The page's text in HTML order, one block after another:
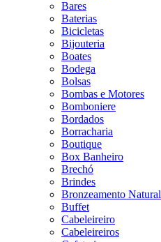
Bares
Baterias
Bicicletas
Bijouteria
Boates
Bodega
Bolsas
Bombas e Motores
Bomboniere
Bordados
Borracharia
Boutique
Box Banheiro
Brechó
Brindes
Bronzeamento Natural
Buffet
Cabeleireiro
Cabeleireiros